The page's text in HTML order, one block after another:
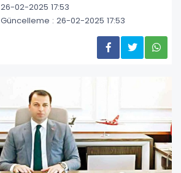
26-02-2025 17:53
Güncelleme : 26-02-2025 17:53